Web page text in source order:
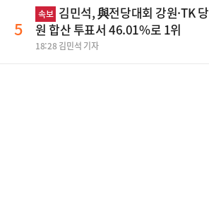
5
속보 김민석, 與전당대회 강원·TK 당
원 합산 투표서 46.01%로 1위
18:28 김민석 기자